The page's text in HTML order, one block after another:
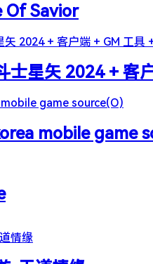
Of Savior
士星矢 2024 + 客
mobile game